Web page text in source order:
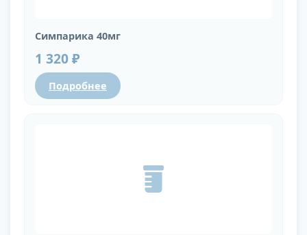
Симпарика 40мг
1 320 ₽
Подробнее